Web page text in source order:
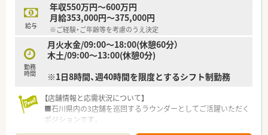
給与
年収550万円～600万円
月給353,000円～375,000円
※ご経験・ご年齢等を考慮のうえ決定
勤務
時間
月火水金/09:00～18:00(休憩60分）
木土/09:00～13:00(休憩0分)
※1日8時間、週40時間を限度とするシフト制勤務
【店舗情報と応需状況について】
■石川県内の3店舗を巡回するラウンダーとしてご活躍いただく
ポジションです。